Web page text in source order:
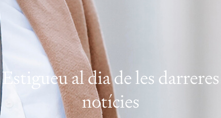
DE GOVERN COMISSIÓ DEONTOLÒGICA
INFORMÀTICA I NOVES
TECNOLOGIES
DE FEINA
ALERTES
FARMACÈUTIQUES
R
CARNET METGE
COL·LEGIAT
Estigueu al dia de les darreres
notícies